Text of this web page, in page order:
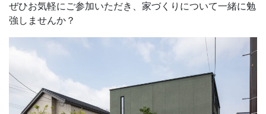
ぜひお気軽にご参加いただき、家づくりについて一緒に勉
強しませんか？